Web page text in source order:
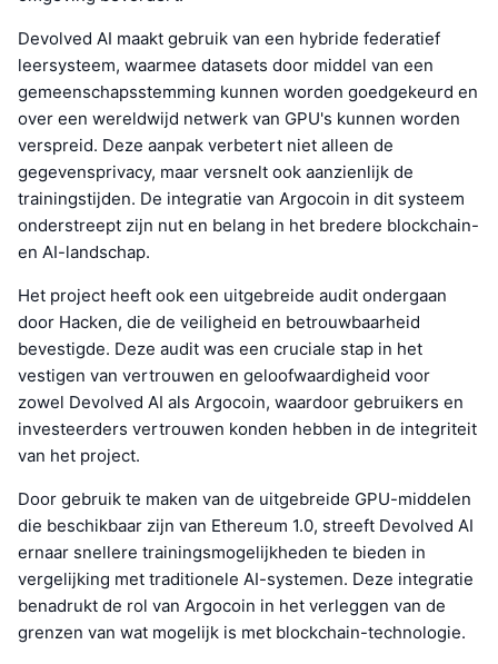
Devolved AI maakt gebruik van een hybride federatief
leersysteem, waarmee datasets door middel van een
gemeenschapsstemming kunnen worden goedgekeurd en
over een wereldwijd netwerk van GPU's kunnen worden
verspreid. Deze aanpak verbetert niet alleen de
gegevensprivacy, maar versnelt ook aanzienlijk de
trainingstijden. De integratie van Argocoin in dit systeem
onderstreept zijn nut en belang in het bredere blockchain-
en AI-landschap.
Het project heeft ook een uitgebreide audit ondergaan
door Hacken, die de veiligheid en betrouwbaarheid
bevestigde. Deze audit was een cruciale stap in het
vestigen van vertrouwen en geloofwaardigheid voor
zowel Devolved AI als Argocoin, waardoor gebruikers en
investeerders vertrouwen konden hebben in de integriteit
van het project.
Door gebruik te maken van de uitgebreide GPU-middelen
die beschikbaar zijn van Ethereum 1.0, streeft Devolved AI
ernaar snellere trainingsmogelijkheden te bieden in
vergelijking met traditionele AI-systemen. Deze integratie
benadrukt de rol van Argocoin in het verleggen van de
grenzen van wat mogelijk is met blockchain-technologie.